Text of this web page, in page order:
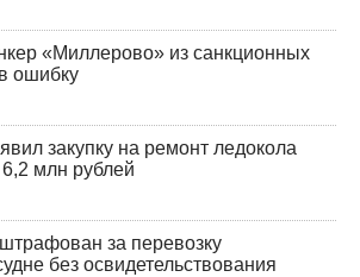
«Миллерово» из санкционных
ошибку
закупку на ремонт ледокола
млн рублей
за перевозку
без освидетельствования